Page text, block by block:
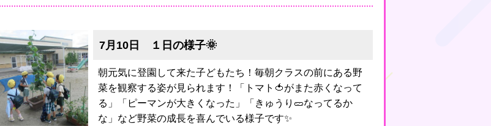
7月10日 １日の様子🌞
朝元気に登園して来た子どもたち！毎朝クラスの前にある野
菜を観察する姿が見られます！「トマト🍅がまた赤くなって
る」「ピーマンが大きくなった」「きゅうり🥒なってるか
な」など野菜の成長を喜んでいる様子です✨